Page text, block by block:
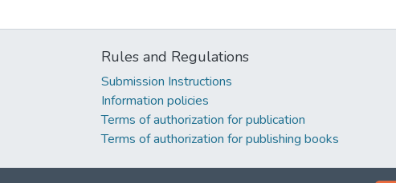
Rules and Regulations
Submission Instructions
Information policies
Terms of authorization for publication
Terms of authorization for publishing books